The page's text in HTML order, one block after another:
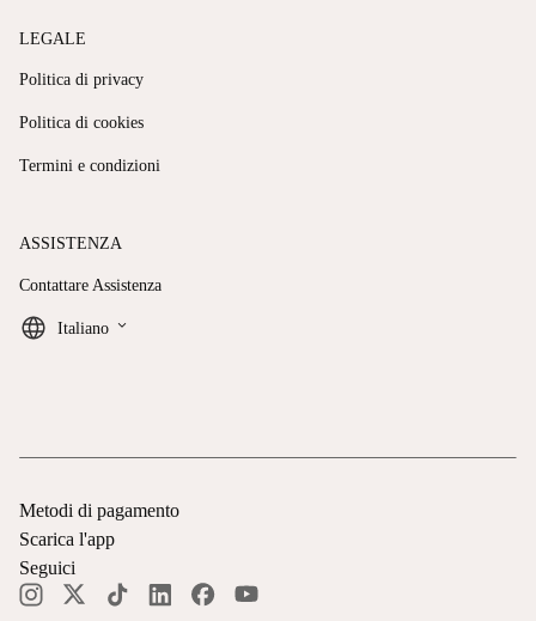
LEGALE
Politica di privacy
Politica di cookies
Termini e condizioni
ASSISTENZA
Contattare Assistenza
Italiano keyboard_arrow_down
Metodi di pagamento
Scarica l'app
Seguici